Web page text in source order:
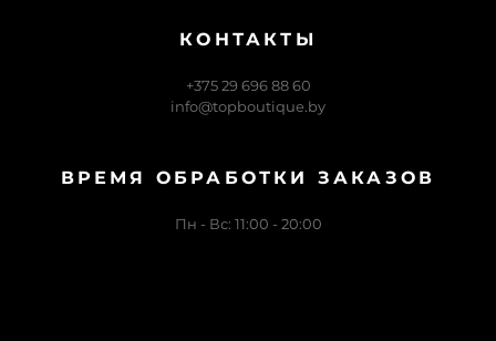
КОНТАКТЫ
+375 29 696 88 60
info@topboutique.by
ВРЕМЯ ОБРАБОТКИ ЗАКАЗОВ
Пн - Вс: 11:00 - 20:00